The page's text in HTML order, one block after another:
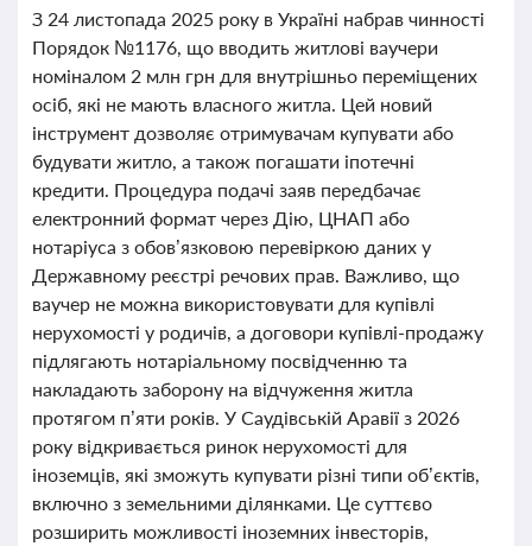
З 24 листопада 2025 року в Україні набрав чинності
Порядок №1176, що вводить житлові ваучери
номіналом 2 млн грн для внутрішньо переміщених
осіб, які не мають власного житла. Цей новий
інструмент дозволяє отримувачам купувати або
будувати житло, а також погашати іпотечні
кредити. Процедура подачі заяв передбачає
електронний формат через Дію, ЦНАП або
нотаріуса з обов’язковою перевіркою даних у
Державному реєстрі речових прав. Важливо, що
ваучер не можна використовувати для купівлі
нерухомості у родичів, а договори купівлі-продажу
підлягають нотаріальному посвідченню та
накладають заборону на відчуження житла
протягом п’яти років. У Саудівській Аравії з 2026
року відкривається ринок нерухомості для
іноземців, які зможуть купувати різні типи об’єктів,
включно з земельними ділянками. Це суттєво
розширить можливості іноземних інвесторів,